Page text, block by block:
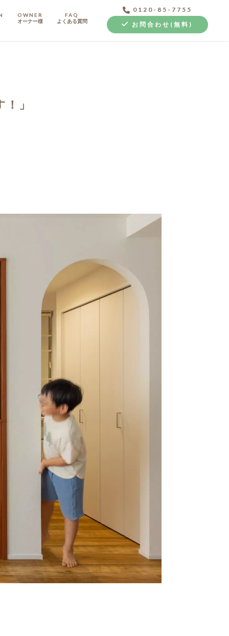
OWNER
オーナー様
FAQ
よくある質問
0120-85-7755
お問合わせ(無料)
」